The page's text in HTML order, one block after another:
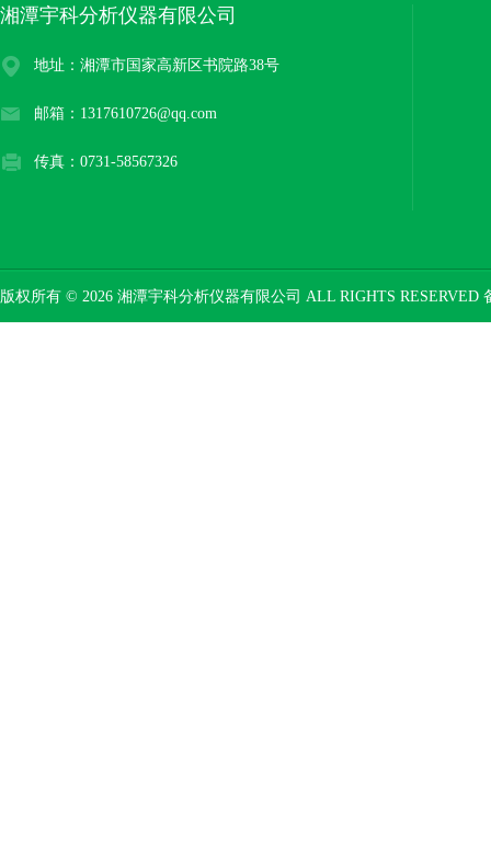
湘潭宇科分析仪器有限公司
地址：湘潭市国家高新区书院路38号
邮箱：1317610726@qq.com
传真：0731-58567326
版权所有 © 2026 湘潭宇科分析仪器有限公司 ALL RIGHTS RESERVED